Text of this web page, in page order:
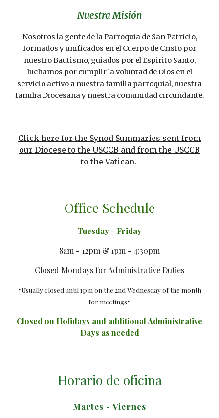
Nuestra Misión
Nosotros la gente de la Parroquia de San Patricio,
formados y unificados en el Cuerpo de Cristo por
nuestro Bautismo, guiados por el Espirito Santo,
luchamos por cumplir la voluntad de Dios en el
servicio activo a nuestra familia parroquial, nuestra
familia Diocesana y nuestra comunidad circundante.
Click here for the Synod Summaries sent from
our Diocese to the USCCB and from the USCCB
to the Vatican.
Office Schedule
Tuesday - Friday
8am - 12pm & 1pm - 4:30pm
Closed Mondays for Administrative Duties
*Usually closed until 1pm on the 2nd Wednesday of the month
for meetings*
Closed on Holidays and additional Administrative
Days as needed
Horario de oficina
Martes - Viernes